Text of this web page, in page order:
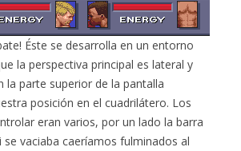
Éste se desarrolla en un entorno
la perspectiva principal es lateral y
la parte superior de la pantalla
posición en el cuadrilátero. Los
eran varios, por un lado la barra
se vaciaba caeríamos fulminados al